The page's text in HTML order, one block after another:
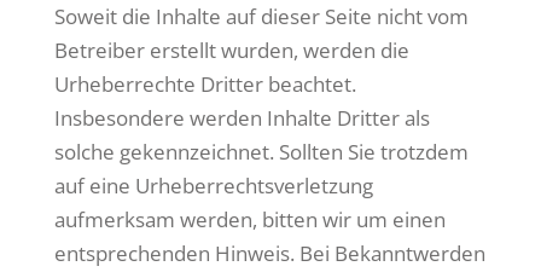
Soweit die Inhalte auf dieser Seite nicht vom
Betreiber erstellt wurden, werden die
Urheberrechte Dritter beachtet.
Insbesondere werden Inhalte Dritter als
solche gekennzeichnet. Sollten Sie trotzdem
auf eine Urheberrechtsverletzung
aufmerksam werden, bitten wir um einen
entsprechenden Hinweis. Bei Bekanntwerden